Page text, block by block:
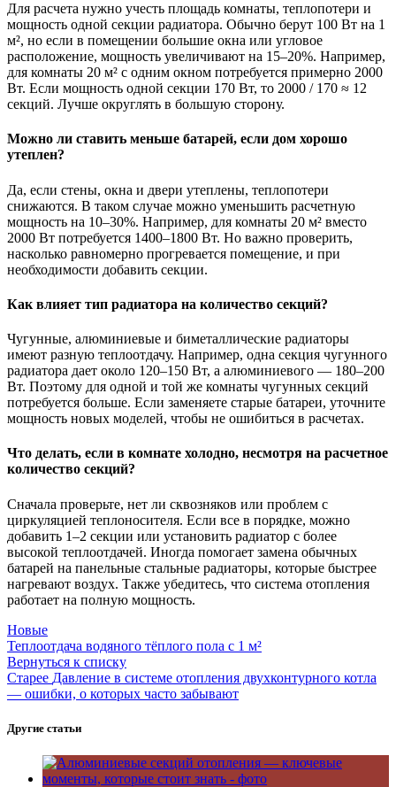
Для расчета нужно учесть площадь комнаты, теплопотери и
мощность одной секции радиатора. Обычно берут 100 Вт на 1
м², но если в помещении большие окна или угловое
расположение, мощность увеличивают на 15–20%. Например,
для комнаты 20 м² с одним окном потребуется примерно 2000
Вт. Если мощность одной секции 170 Вт, то 2000 / 170 ≈ 12
секций. Лучше округлять в большую сторону.
Можно ли ставить меньше батарей, если дом хорошо
утеплен?
Да, если стены, окна и двери утеплены, теплопотери
снижаются. В таком случае можно уменьшить расчетную
мощность на 10–30%. Например, для комнаты 20 м² вместо
2000 Вт потребуется 1400–1800 Вт. Но важно проверить,
насколько равномерно прогревается помещение, и при
необходимости добавить секции.
Как влияет тип радиатора на количество секций?
Чугунные, алюминиевые и биметаллические радиаторы
имеют разную теплоотдачу. Например, одна секция чугунного
радиатора дает около 120–150 Вт, а алюминиевого — 180–200
Вт. Поэтому для одной и той же комнаты чугунных секций
потребуется больше. Если заменяете старые батареи, уточните
мощность новых моделей, чтобы не ошибиться в расчетах.
Что делать, если в комнате холодно, несмотря на расчетное
количество секций?
Сначала проверьте, нет ли сквозняков или проблем с
циркуляцией теплоносителя. Если все в порядке, можно
добавить 1–2 секции или установить радиатор с более
высокой теплоотдачей. Иногда помогает замена обычных
батарей на панельные стальные радиаторы, которые быстрее
нагревают воздух. Также убедитесь, что система отопления
работает на полную мощность.
Новые
Теплоотдача водяного тёплого пола с 1 м²
Вернуться к списку
Старее Давление в системе отопления двухконтурного котла
— ошибки, о которых часто забывают
Другие статьи